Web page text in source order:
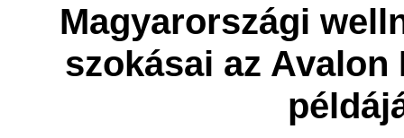
Magyarországi
szokásai az Avalon